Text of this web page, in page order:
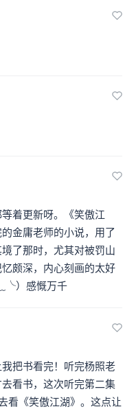
着更新呀。《笑傲江
金庸老师的小说，用了
了那时，尤其对被罚山
颇深，内心刻画的太好
）感慨万千
把书看完！听完杨照老
看书，这次听完第二集
看《笑傲江湖》。这点让